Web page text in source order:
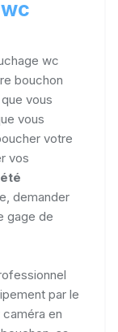
wc
bouchon
vous
vous
votre
vos
demander
gage de
par le
caméra en